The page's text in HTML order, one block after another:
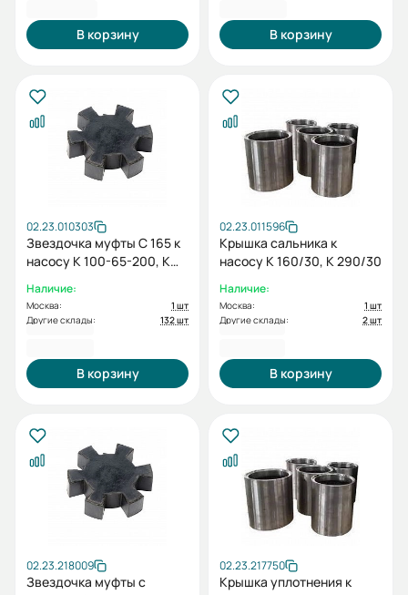
В корзину В корзину
02.23.010303
Звездочка муфты C 165 к
насосу К 100-65-200, К
250, К 150-125-315, К 200-
150-250, К 200-150-315, К
Наличие:
Москва:
1 шт
Другие склады:
132 шт
В корзину
02.23.011596
Крышка сальника к
насосу К 160/30, К 290/30
Наличие:
Москва:
1 шт
Другие склады:
2 шт
В корзину
02.23.218009
Звездочка муфты c
02.23.217750
Крышка уплотнения к